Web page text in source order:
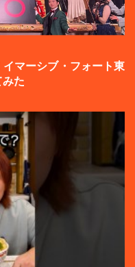
マーシブ・フォート東
た